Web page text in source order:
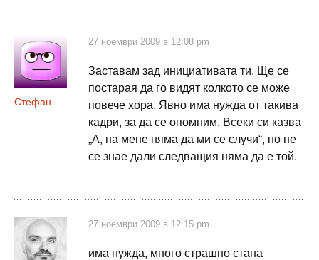
Стефан
27 ноември 2009 в 12:08 pm
Заставам зад инициативата ти. Ще се
постарая да го видят колкото се може
повече хора. Явно има нужда от такива
кадри, за да се опомним. Всеки си казва
„А, на мене няма да ми се случи“, но не
се знае дали следващия няма да е той.
27 ноември 2009 в 12:15 pm
има нужда, много страшно стана